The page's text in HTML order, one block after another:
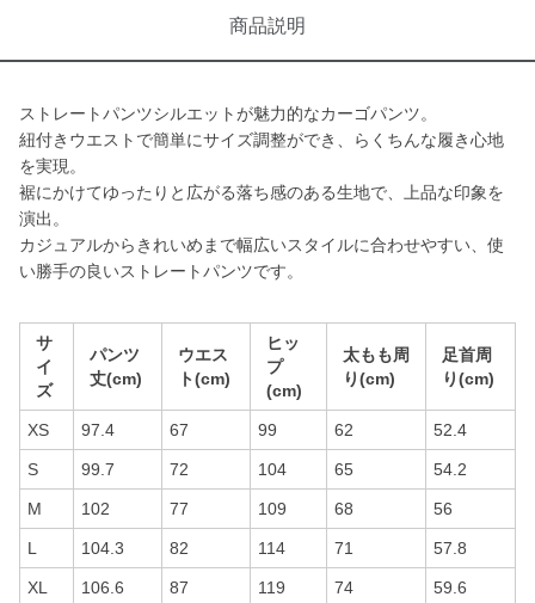
商品説明
ストレートパンツシルエットが魅力的なカーゴパンツ。
紐付きウエストで簡単にサイズ調整ができ、らくちんな履き心地
を実現。
裾にかけてゆったりと広がる落ち感のある生地で、上品な印象を
演出。
カジュアルからきれいめまで幅広いスタイルに合わせやすい、使
い勝手の良いストレートパンツです。
サ
イ
ズ
パンツ
丈(cm)
ウエス
ト(cm)
ヒッ
プ
(cm)
太もも周
り(cm)
足首周
り(cm)
XS 97.4 67 99 62 52.4
S 99.7 72 104 65 54.2
M 102 77 109 68 56
L 104.3 82 114 71 57.8
XL 106.6 87 119 74 59.6